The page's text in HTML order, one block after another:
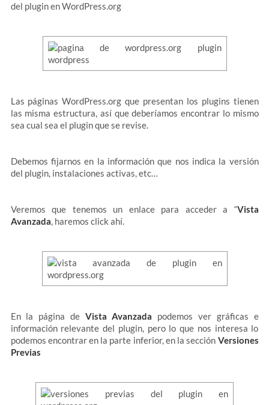
del plugin en WordPress.org
Las páginas WordPress.org que presentan los plugins tienen
las misma estructura, así que deberíamos encontrar lo mismo
sea cual sea el plugin que se revise.
Debemos fijarnos en la información que nos indica la versión
del plugin, instalaciones activas, etc…
Veremos que tenemos un enlace para acceder a “Vista
Avanzada, haremos click ahí.
En la página de Vista Avanzada podemos ver gráficas e
información relevante del plugin, pero lo que nos interesa lo
podemos encontrar en la parte inferior, en la sección Versiones
Previas